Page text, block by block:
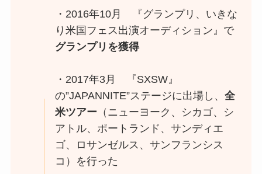
・2016年10月 『グランプリ、いきな
り米国フェス出演オーディション』で
グランプリを獲得
・2017年3月 『SXSW』
の”JAPANNITE”ステージに出場し、全
米ツアー （ニューヨーク、シカゴ、シ
アトル、ポートランド、サンディエ
ゴ、ロサンゼルス、サンフランシス
コ）を行った